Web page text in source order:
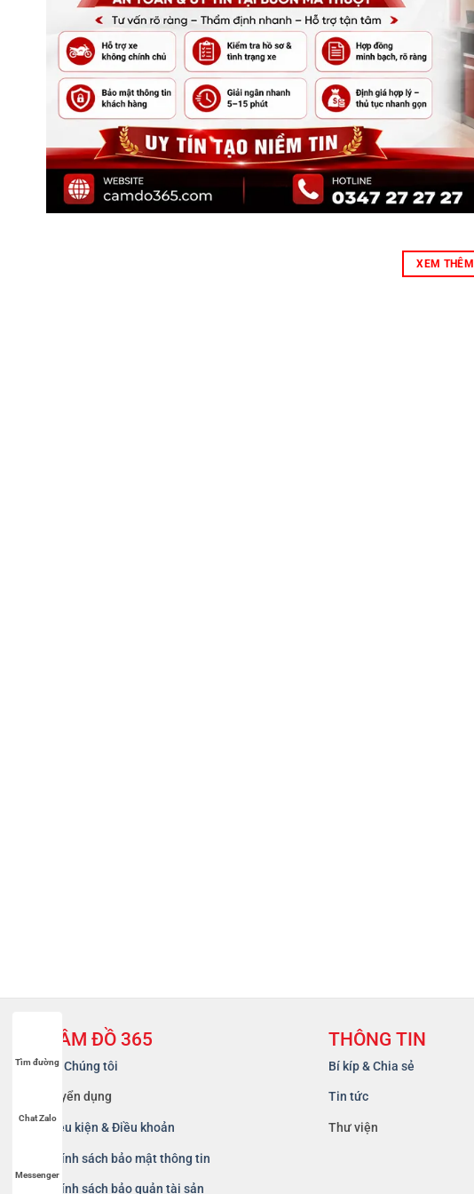
XEM THÊM
CẦM ĐỒ 365
Về Chúng tôi
Tuyển dụng
Điều kiện & Điều khoản
Chính sách bảo mật thông tin
Chính sách bảo quản tài sản
THÔNG TIN
Bí kíp & Chia sẻ
Tin tức
Thư viện
Tìm đường
Chat Zalo
Messenger